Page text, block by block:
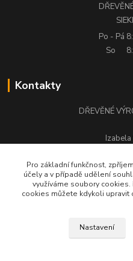
Po - Pá
So
Kontakty
DŘEVĚNÉ
Izabela
Pro základní funkčnost,
účely a v případě udělení
využíváme soubory
cookies můžete kdykoli upravit
Nastavení